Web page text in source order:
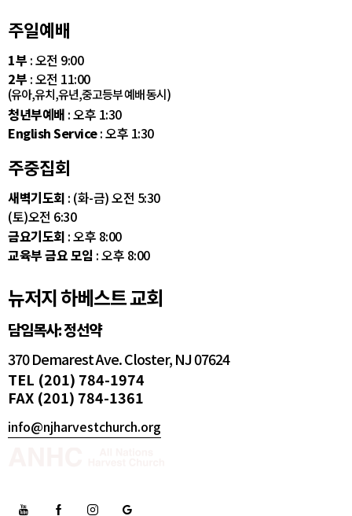
주일예배
1부 : 오전 9:00
2부 : 오전 11:00
(유아,유치,유년,중고등부 예배 동시)
청년부예배 : 오후 1:30
English Service: 오후 1:30
주중집회
새벽기도회 : (화-금) 오전 5:30
(토)오전 6:30
금요기도회 : 오후 8:00
교육부 금요 모임 : 오후 8:00
뉴저지 하베스트 교회
담임목사: 정선약
370 Demarest Ave. Closter, NJ 07624
TEL (201) 784-1974
FAX (201) 784-1361
info@njharvestchurch.org